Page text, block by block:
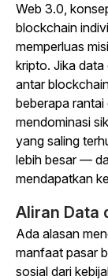
Web 3.0,
blockchain
memperluas
kripto. Jika
antar
beberapa
mendominasi
yang saling
lebih besar —
mendapatkan
Aliran Data
Ada alasan
manfaat pasar
sosial dari